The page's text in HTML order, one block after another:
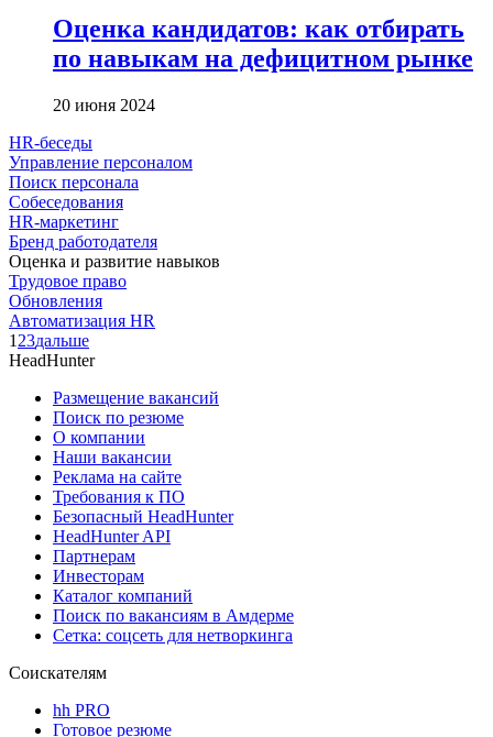
Оценка кандидатов: как отбирать
по навыкам на дефицитном рынке
20 июня 2024
HR-беседы
Управление персоналом
Поиск персонала
Собеседования
HR-маркетинг
Бренд работодателя
Оценка и развитие навыков
Трудовое право
Обновления
Автоматизация HR
1 23дальше
HeadHunter
Размещение вакансий
Поиск по резюме
О компании
Наши вакансии
Реклама на сайте
Требования к ПО
Безопасный HeadHunter
HeadHunter API
Партнерам
Инвесторам
Каталог компаний
Поиск по вакансиям в Амдерме
Сетка: соцсеть для нетворкинга
Соискателям
hh PRO
Готовое резюме